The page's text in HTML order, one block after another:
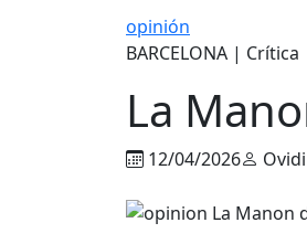
opinión
BARCELONA | Crítica
La
12/04/2026